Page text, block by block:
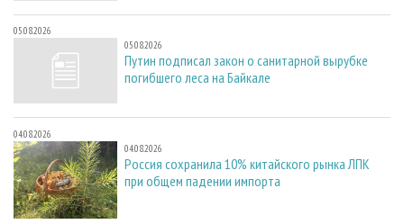
05.08.2026
05.08.2026
Путин подписал закон о санитарной вырубке
погибшего леса на Байкале
04.08.2026
04.08.2026
Россия сохранила 10% китайского рынка ЛПК
при общем падении импорта